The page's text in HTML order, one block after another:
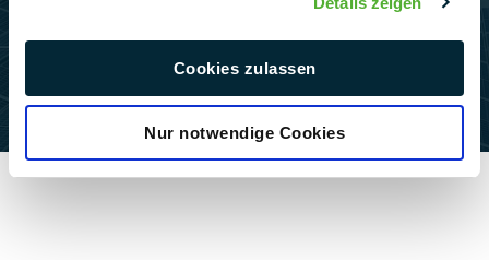
Cookies zulassen
Nur notwendige Cookies